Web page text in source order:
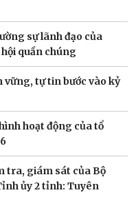
sự lãnh đạo của
quần chúng
vững, tự tin bước vào kỷ
hoạt động của tổ
tra, giám sát của Bộ
ủy 2 tỉnh: Tuyên